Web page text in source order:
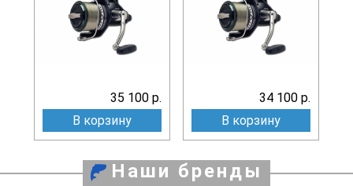
35 100 р.
В корзину
34 100 р.
В корзину
Наши бренды